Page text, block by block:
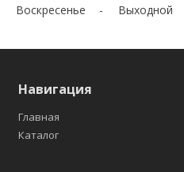
Воскресенье
Выходной
Навигация
Главная
Каталог